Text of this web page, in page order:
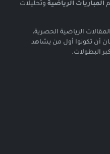
المباريات الرياضية وتحليلات
الرياضية الحصرية،
أن تكونوا أول من يشاهد
البطولات.